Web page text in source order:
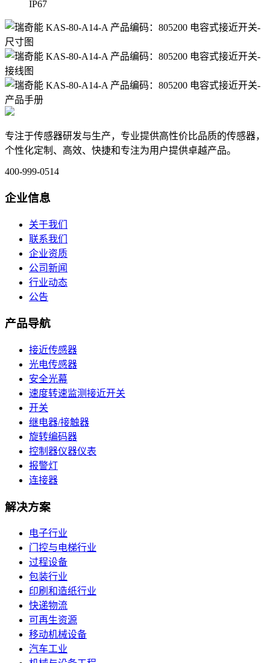
IP67
专注于传感器研发与生产，专业提供高性价比品质的传感器，
个性化定制、高效、快捷和专注为用户提供卓越产品。
400-999-0514
企业信息
关于我们
联系我们
企业资质
公司新闻
行业动态
公告
产品导航
接近传感器
光电传感器
安全光幕
速度转速监测接近开关
开关
继电器/接触器
旋转编码器
控制器仪器仪表
报警灯
连接器
解决方案
电子行业
门控与电梯行业
过程设备
包装行业
印刷和造纸行业
快递物流
可再生资源
移动机械设备
汽车工业